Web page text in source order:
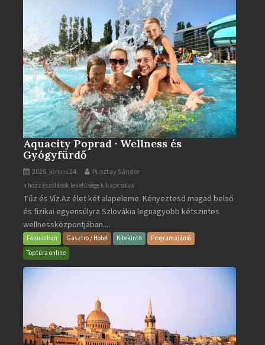
Aquacity Poprad · Wellness és
Gyógyfürdő
2026. június 24. Pusztay Sándor
Aquacity
Poprad
·
Wellness
és
Gyógyfürdő
a hozzászólások lehetősége kikapcsolva
Tűz és Víz.Az élet két alapeleme. Kényeztesd magad belső
és fizikai egyensúlyra Szlovákia legnagyobb kétszintes
wellnessközpontjában....
Fókuszban Gasztro / Hotel Kitekintő
Programajánló
Toptúra online